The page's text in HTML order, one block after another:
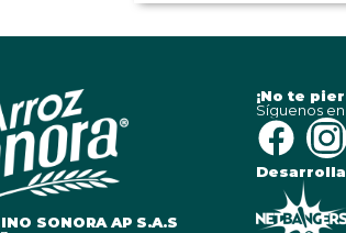
SONORA AP S.A.S
¡No te
Síguenos